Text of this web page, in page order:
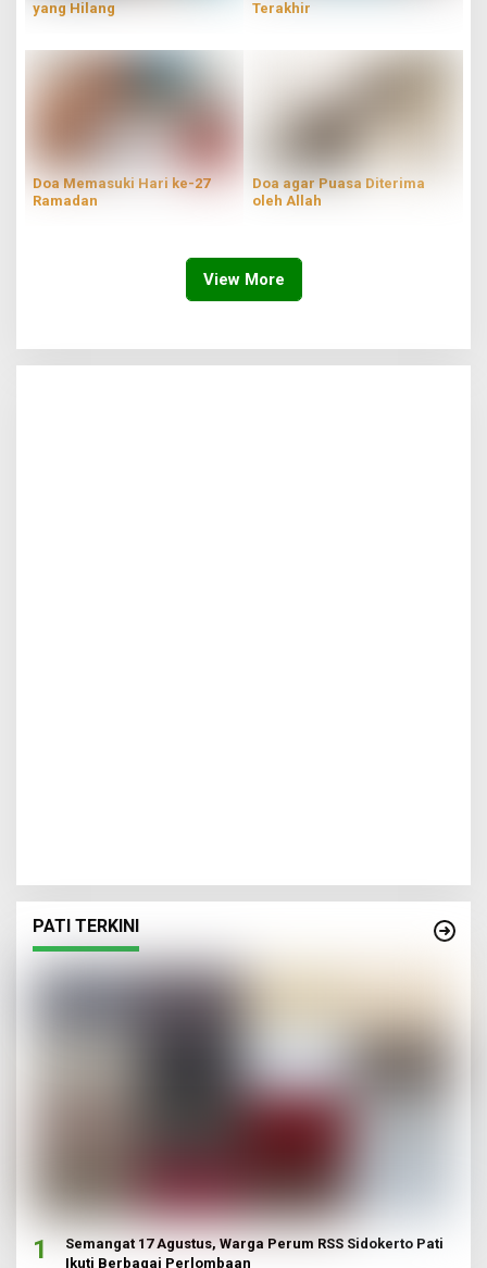
yang Hilang Terakhir
Doa Memasuki Hari ke-27
Ramadan
Doa agar Puasa Diterima
oleh Allah
View More
PATI TERKINI
1
Semangat 17 Agustus, Warga Perum RSS Sidokerto Pati
Ikuti Berbagai Perlombaan